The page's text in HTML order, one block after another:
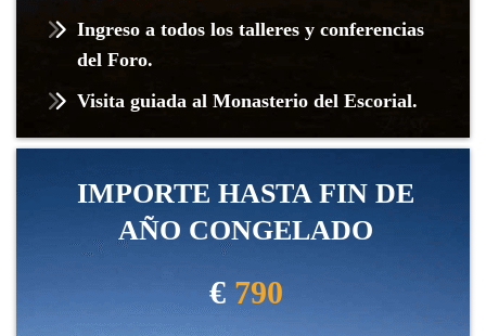
Ingreso a todos los talleres y conferencias
del Foro.
Visita guiada al Monasterio del Escorial.
IMPORTE HASTA FIN DE
AÑO CONGELADO
€ 790